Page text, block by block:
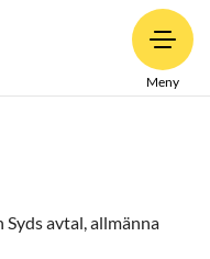
Meny
avtal, allmänna